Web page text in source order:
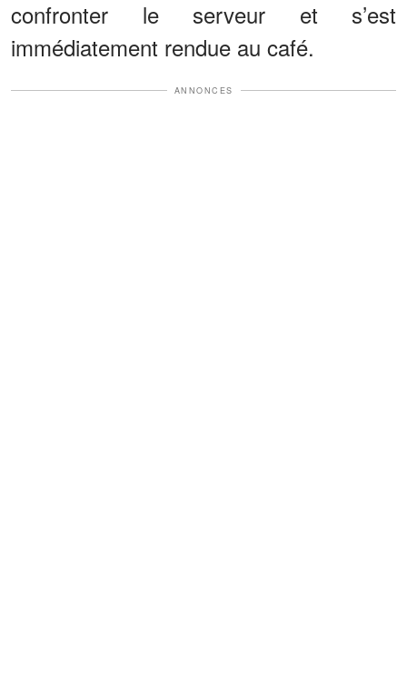
confronter le serveur et s’est
immédiatement rendue au café.
ANNONCES